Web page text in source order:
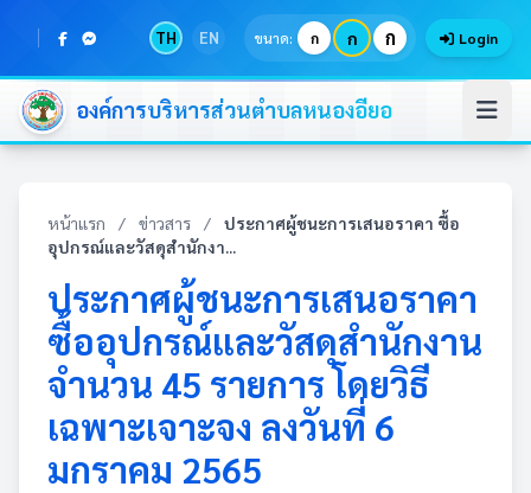
TH EN ขนาด: ก ก ก Login
องค์การบริหารส่วนตำบลหนองอียอ
หน้าแรก / ข่าวสาร /
ประกาศผู้ชนะการเสนอราคา ซื้อ
อุปกรณ์และวัสดุสำนักงา...
ประกาศผู้ชนะการเสนอราคา
ซื้ออุปกรณ์และวัสดุสำนักงาน
จำนวน 45 รายการ โดยวิธี
เฉพาะเจาะจง ลงวันที่ 6
มกราคม 2565